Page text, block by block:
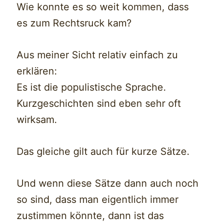
Wie konnte es so weit kommen, dass
es zum Rechtsruck kam?
Aus meiner Sicht relativ einfach zu
erklären:
Es ist die populistische Sprache.
Kurzgeschichten sind eben sehr oft
wirksam.
Das gleiche gilt auch für kurze Sätze.
Und wenn diese Sätze dann auch noch
so sind, dass man eigentlich immer
zustimmen könnte, dann ist das